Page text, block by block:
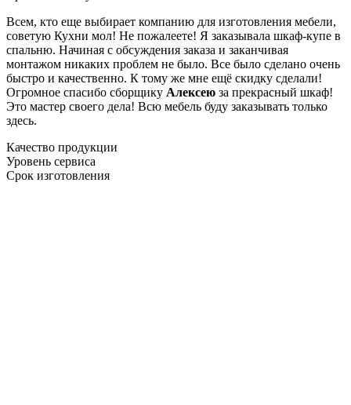
Всем, кто еще выбирает компанию для изготовления мебели,
советую Кухни мол! Не пожалеете! Я заказывала шкаф-купе в
спальню. Начиная с обсуждения заказа и заканчивая
монтажом никаких проблем не было. Все было сделано очень
быстро и качественно. К тому же мне ещё скидку сделали!
Огромное спасибо сборщику Алексею за прекрасный шкаф!
Это мастер своего дела! Всю мебель буду заказывать только
здесь.
Качество продукции
Уровень сервиса
Срок изготовления